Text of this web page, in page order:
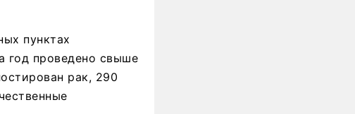
пунктах
год проведено свыше
рак, 290